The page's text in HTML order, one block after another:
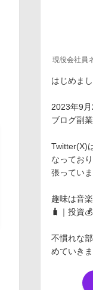
現役会社員
はじめま
2023年9月
ブログ副
Twitter(X)
なってお
張っていま
趣味は音
🧳｜投資
不慣れな
めていき